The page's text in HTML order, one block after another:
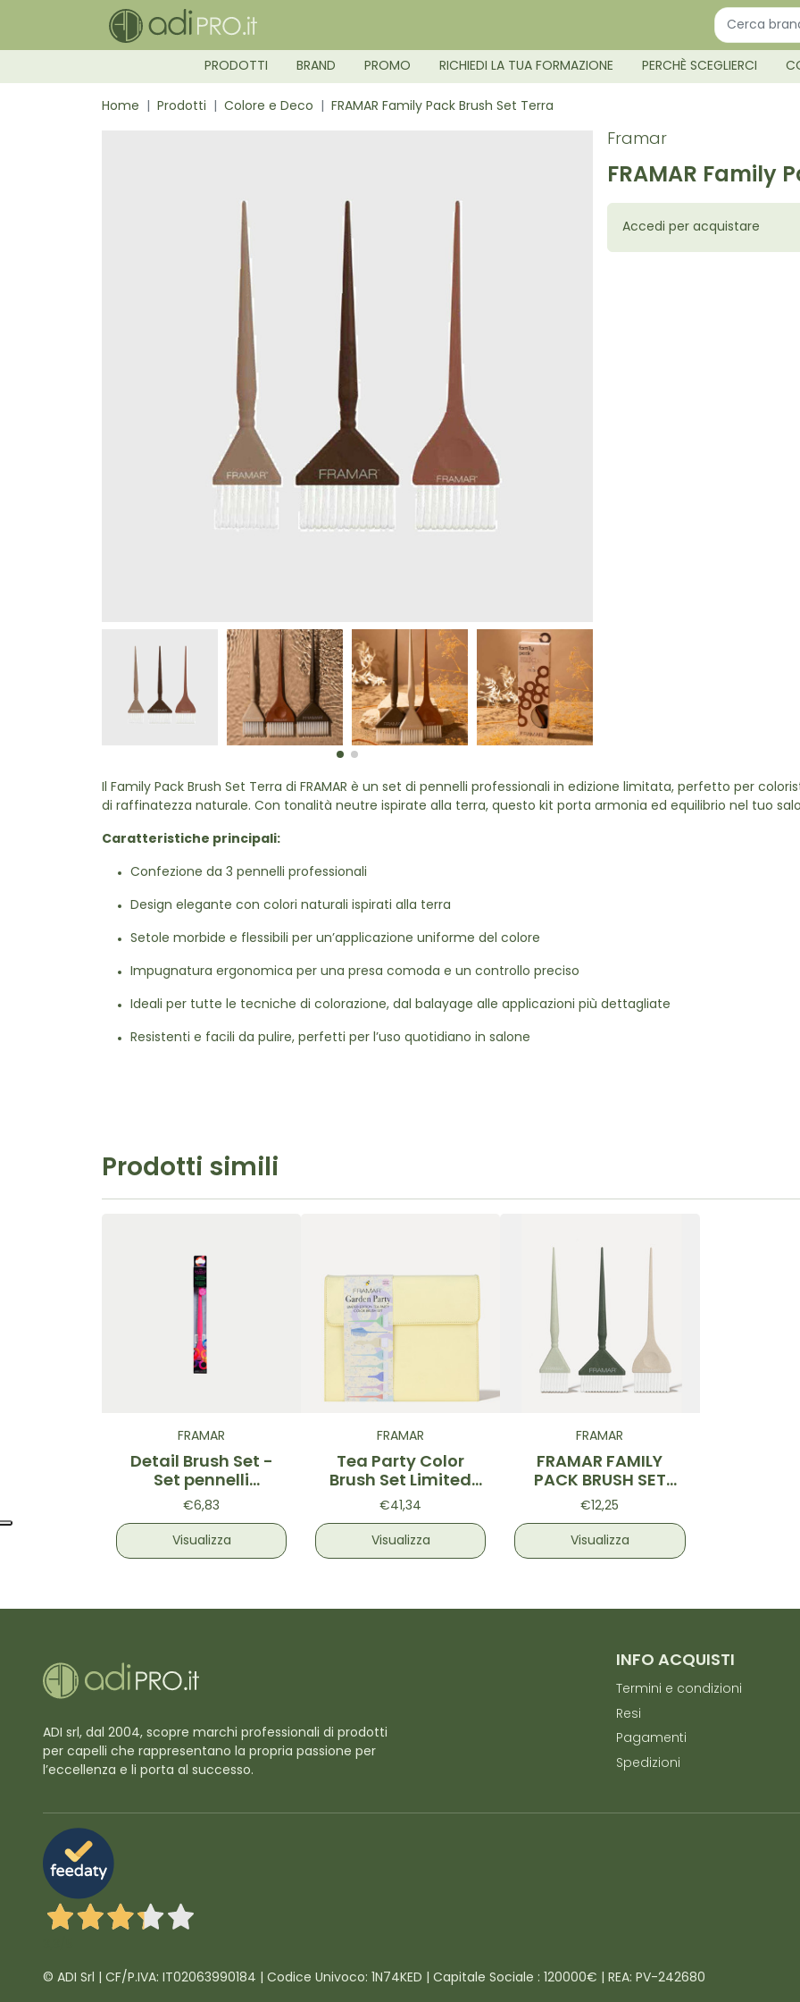
PRODOTTI BRAND PROMO RICHIEDI LA TUA FORMAZIONE PERCHÈ SCEGLIERCI
Home Prodotti Colore e Deco FRAMAR Family Pack Brush Set Terra
Framar
FRAMAR Family
Accedi per acquistare
Il Family Pack Brush Set Terra di FRAMAR è un set di pennelli professionali in edizione limitata, perfetto per
di raffinatezza naturale. Con tonalità neutre ispirate alla terra, questo kit porta armonia ed equilibrio nel tuo
Caratteristiche principali:
Confezione da 3 pennelli professionali
Design elegante con colori naturali ispirati alla terra
Setole morbide e flessibili per un’applicazione uniforme del colore
Impugnatura ergonomica per una presa comoda e un controllo preciso
Ideali per tutte le tecniche di colorazione, dal balayage alle applicazioni più dettagliate
Resistenti e facili da pulire, perfetti per l’uso quotidiano in salone
Prodotti simili
FRAMAR
Detail Brush Set -
Set pennelli
professionali Nero &
Rosa 2pz.
€6,83
Visualizza
FRAMAR
Tea Party Color
Brush Set Limited
Edition - Set pennelli
professionali
edizione limitata
€41,34
Visualizza
FRAMAR
FRAMAR FAMILY
PACK BRUSH SET
Neutral Sage
€12,25
Visualizza
ADI srl, dal 2004, scopre marchi professionali di prodotti
per capelli che rappresentano la propria passione per
l’eccellenza e li porta al successo.
INFO ACQUISTI
Termini e condizioni
Resi
Pagamenti
Spedizioni
© ADI Srl | CF/P.IVA: IT02063990184 | Codice Univoco: 1N74KED | Capitale Sociale : 120000€ | REA: PV-242680